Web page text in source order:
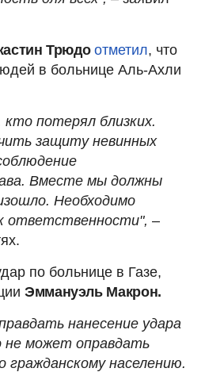
Трюдо отметил, что
в больнице Аль-Ахли
потерял близких.
защиту невинных
Вместе мы должны
Необходимо
ответственности", –
по больнице в Газе,
Эммануэль Макрон.
нанесение удара
не может оправдать
гражданскому населению.